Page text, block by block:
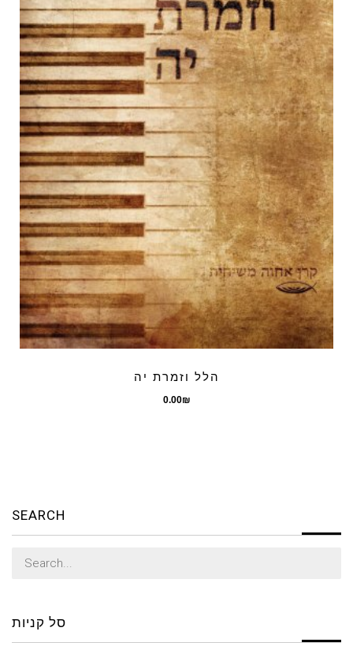
הלל וזמרת יה
0.00₪
SEARCH
Search
סל קניות